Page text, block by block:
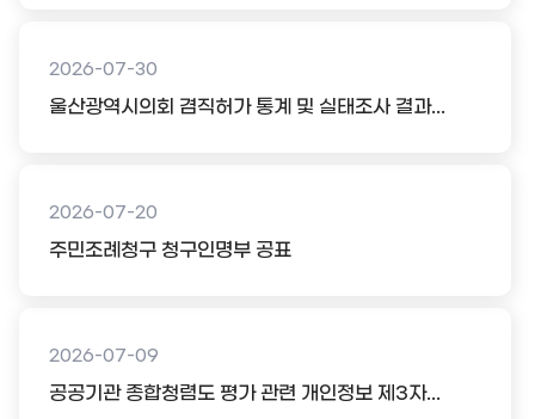
2026-07-30
울산광역시의회 겸직허가 통계 및 실태조사 결과...
2026-07-20
주민조례청구 청구인명부 공표
2026-07-09
공공기관 종합청렴도 평가 관련 개인정보 제3자...